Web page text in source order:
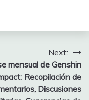
Next:
mensual de Genshin
Recopilación de
Discusiones